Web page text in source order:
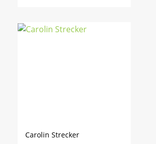
Carolin Strecker